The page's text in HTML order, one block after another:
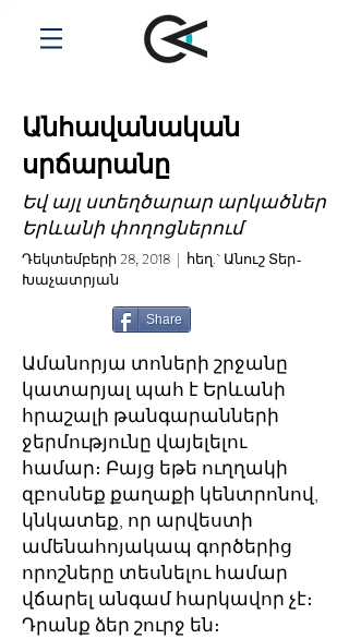
Անհավանական
սրճարանը
Եվ այլ ստեղծարար արկածներ
Երևանի փողոցներում
Դեկտեմբերի 28, 2018 | հեղ.` Անուշ Տեր-
Խաչատրյան
Share
Ամանորյա տոների շրջանը
կատարյալ պահ է Երևանի
հրաշալի թանգարանների
ջերմությունը վայելելու
համար։ Բայց եթե ուղղակի
զբոսնեք քաղաքի կենտրոնով,
կնկատեք, որ արվեստի
ամենահոյակապ գործերից
որոշները տեսնելու համար
վճարել անգամ հարկավոր չէ։
Դրանք ձեր շուրջ են։